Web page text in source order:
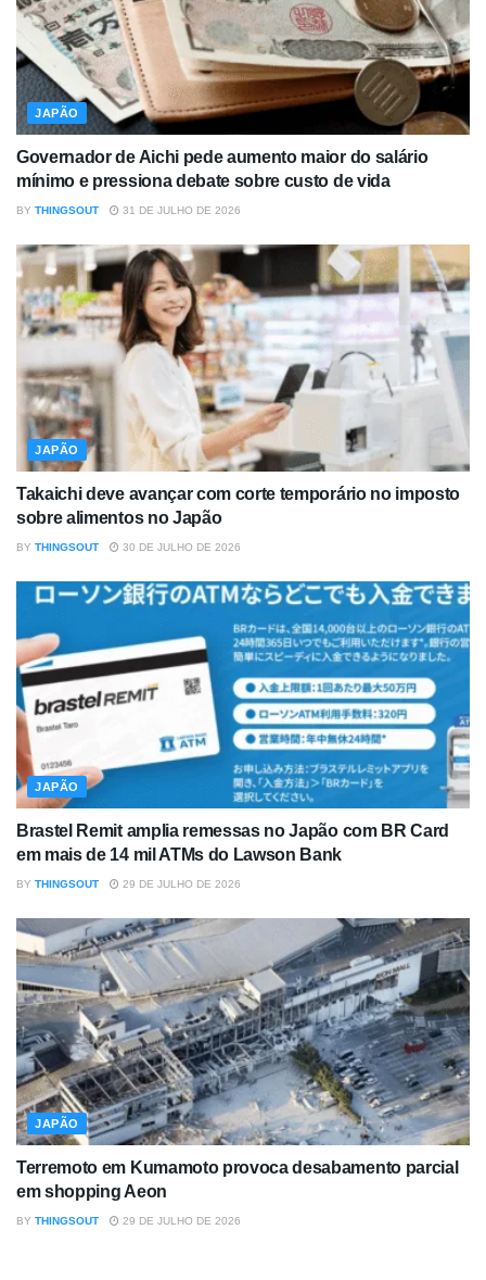
JAPÃO
Governador de Aichi pede aumento maior do salário
mínimo e pressiona debate sobre custo de vida
BY THINGSOUT 31 DE JULHO DE 2026
JAPÃO
Takaichi deve avançar com corte temporário no imposto
sobre alimentos no Japão
BY THINGSOUT 30 DE JULHO DE 2026
JAPÃO
Brastel Remit amplia remessas no Japão com BR Card
em mais de 14 mil ATMs do Lawson Bank
BY THINGSOUT 29 DE JULHO DE 2026
JAPÃO
Terremoto em Kumamoto provoca desabamento parcial
em shopping Aeon
BY THINGSOUT 29 DE JULHO DE 2026